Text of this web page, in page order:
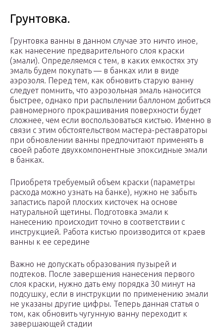
Грунтовка.
Грунтовка ванны в данном случае это ничто иное,
как нанесение предварительного слоя краски
(эмали). Определяемся с тем, в каких емкостях эту
эмаль будем покупать — в банках или в виде
аэрозоля. Перед тем, как обновить старую ванну
следует помнить, что аэрозольная эмаль наносится
быстрее, однако при распылении баллоном добиться
равномерного прокрашивания поверхности будет
сложнее, чем если воспользоваться кистью. Именно в
связи с этим обстоятельством мастера-реставраторы
при обновлении ванны предпочитают применять в
своей работе двухкомпонентные эпоксидные эмали
в банках.
Приобретя требуемый объем краски (параметры
расхода можно узнать на банке), нужно не забыть
запастись парой плоских кисточек на основе
натуральной щетины. Подготовка эмали к
нанесению происходит точно в соответствии с
инструкцией. Работа кистью производится от краев
ванны к ее середине
Важно не допускать образования пузырей и
подтеков. После завершения нанесения первого
слоя краски, нужно дать ему порядка 30 минут на
подсушку, если в инструкции по применению эмали
не указаны другие цифры. Теперь данная статья о
том, как обновить чугунную ванну переходит к
завершающей стадии